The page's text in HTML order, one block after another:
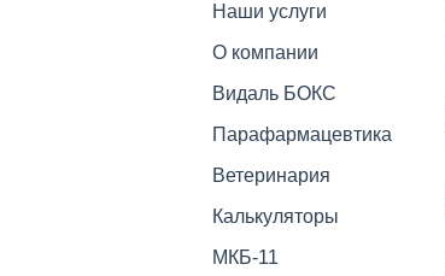
Наши услуги
О компании
Видаль БОКС
Парафармацевтика
Ветеринария
Калькуляторы
МКБ-11